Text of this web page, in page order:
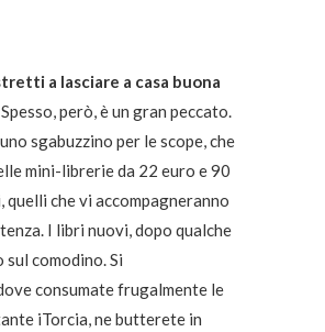
a lasciare a casa buona
però, è un gran peccato.
sgabuzzino per le scope, che
mini-librerie da 22 euro e 90
che vi accompagneranno
I libri nuovi, dopo qualche
sul comodino. Si
consumate frugalmente le
iTorcia, ne butterete in